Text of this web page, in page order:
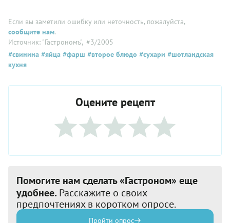
Если вы заметили ошибку или неточность, пожалуйста,
сообщите нам.
Источник: "Гастрономъ", #3/2005
#свинина #яйца #фарш #второе блюдо #сухари #шотландская
кухня
Оцените рецепт
Помогите нам сделать «Гастроном» еще
удобнее. Расскажите о своих
предпочтениях в коротком опросе.
Пройти опрос